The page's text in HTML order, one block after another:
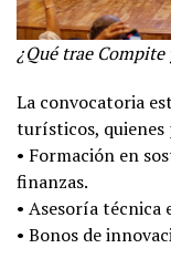
¿Qué trae Compite
La convocatoria
turísticos, quienes
• Formación en
finanzas.
• Asesoría técnica
• Bonos de